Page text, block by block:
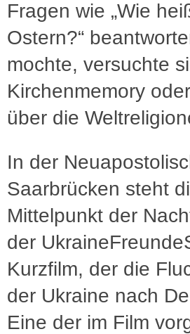
Fragen wie „Wie
Ostern?“
mochte, versuchte
Kirchenmemory
über die
In der
Saarbrücken steht
Mittelpunkt der
der
Kurzfilm, der die
der Ukraine nach
Eine der im Film